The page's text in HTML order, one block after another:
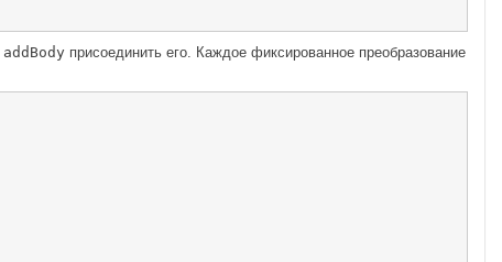
addBody присоединить его. Каждое фиксированное преобразование